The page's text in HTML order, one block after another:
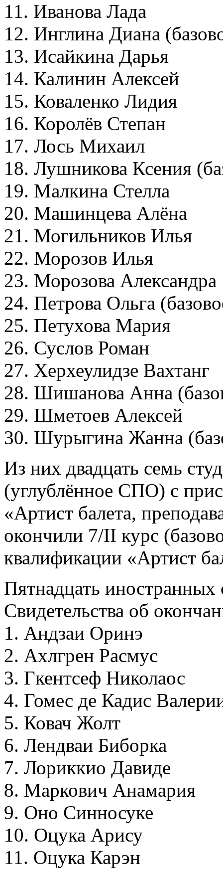
11. Иванова Лада
12. Инглина Диана
13. Исайкина Дарья
14. Калинин Алексей
15. Коваленко Лидия
16. Королёв Степан
17. Лось Михаил
18. Лушникова Ксения
19. Малкина Стелла
20. Машинцева Алёна
21. Могильников Илья
22. Морозов Илья
23. Морозова Александра
24. Петрова Ольга
25. Петухова Мария
26. Суслов Роман
27. Херхеулидзе Вахтанг
28. Шишанова Анна
29. Шметоев Алексей
30. Шурыгина Жанна
Из них двадцать семь
(углублённое СПО) с
«Артист балета,
окончили 7/II курс
квалификации «Артист
Пятнадцать иностранных
Свидетельства об
1. Андзаи Оринэ
2. Ахлгрен Расмус
3. Гкентсеф Николаос
4. Гомес де Кадис
5. Ковач Жолт
6. Лендваи Биборка
7. Лориккио Давиде
8. Маркович Анамария
9. Оно Синносуке
10. Оцука Арису
11. Оцука Карэн